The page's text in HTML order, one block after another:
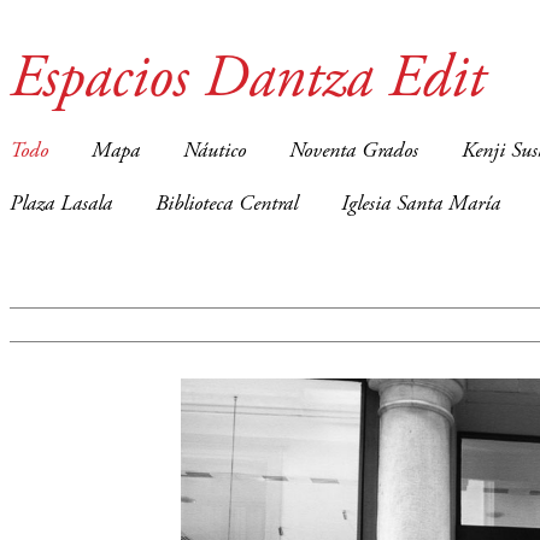
Espacios Dantza Edit
Todo Mapa Náutico Noventa Grados Kenji
Plaza Lasala Biblioteca Central Iglesia Santa María